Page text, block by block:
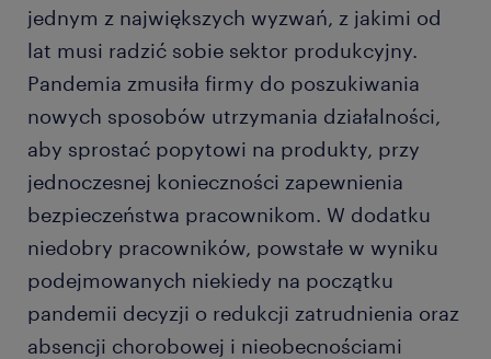
jednym z największych wyzwań, z jakimi od
lat musi radzić sobie sektor produkcyjny.
Pandemia zmusiła firmy do poszukiwania
nowych sposobów utrzymania działalności,
aby sprostać popytowi na produkty, przy
jednoczesnej konieczności zapewnienia
bezpieczeństwa pracownikom. W dodatku
niedobry pracowników, powstałe w wyniku
podejmowanych niekiedy na początku
pandemii decyzji o redukcji zatrudnienia oraz
absencji chorobowej i nieobecnościami